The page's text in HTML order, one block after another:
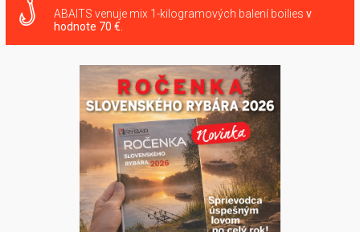
ABAITS venuje mix 1-kilogramových balení boilies v
hodnote 70 €.